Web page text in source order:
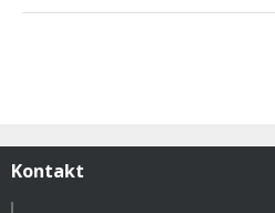
Kontakt